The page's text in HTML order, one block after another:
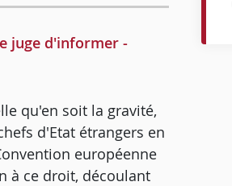
juge d'informer -
qu'en soit la gravité,
d'Etat étrangers en
européenne
à ce droit, découlant